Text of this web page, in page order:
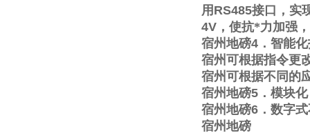
用 RS485接口，实
4V ，使抗*力加强
宿州地磅4 ．智能
宿州可根据指令更
宿州可根据不同的
宿州地磅5 ．模块
宿州地磅6 ．数字
宿州地磅